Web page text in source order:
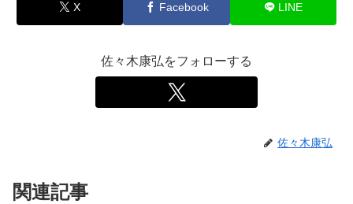
X Facebook LINE
佐々木康弘をフォローする
佐々木康弘
関連記事